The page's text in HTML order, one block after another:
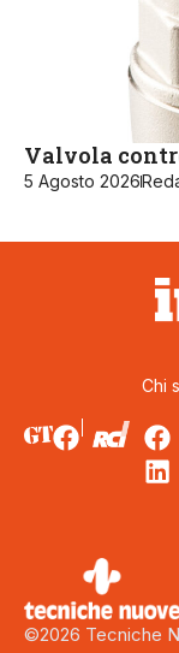
Valvola
5 Agosto 2026
Chi
©2026 Tecniche